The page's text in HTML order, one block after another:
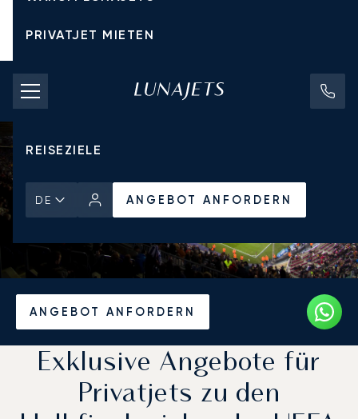
PRIVATJET MIETEN
CHARTERPREISE
PRIVATJETS
REISEZIELE
DE ANGEBOT ANFORDERN
ANGEBOT ANFORDERN
Exklusive Angebote für
Privatjets zu den